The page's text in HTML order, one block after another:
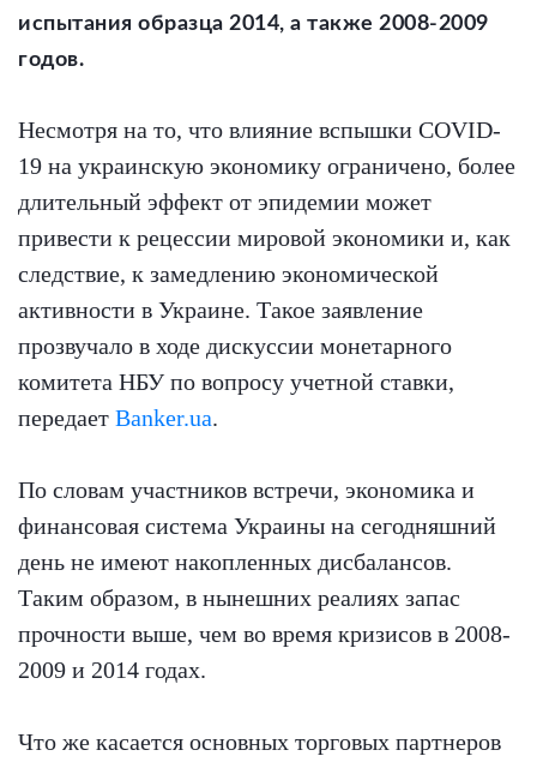
испытания образца 2014, а также 2008-2009
годов.
Несмотря на то, что влияние вспышки COVID-
19 на украинскую экономику ограничено, более
длительный эффект от эпидемии может
привести к рецессии мировой экономики и, как
следствие, к замедлению экономической
активности в Украине. Такое заявление
прозвучало в ходе дискуссии монетарного
комитета НБУ по вопросу учетной ставки,
передает Banker.ua.
По словам участников встречи, экономика и
финансовая система Украины на сегодняшний
день не имеют накопленных дисбалансов.
Таким образом, в нынешних реалиях запас
прочности выше, чем во время кризисов в 2008-
2009 и 2014 годах.
Что же касается основных торговых партнеров